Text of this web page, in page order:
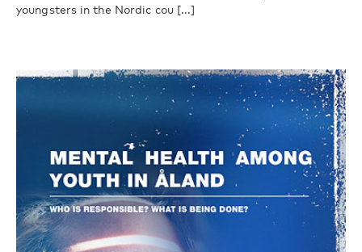
youngsters in the Nordic cou [...]